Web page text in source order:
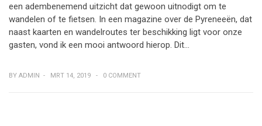
een adembenemend uitzicht dat gewoon uitnodigt om te
wandelen of te fietsen. In een magazine over de Pyreneeën, dat
naast kaarten en wandelroutes ter beschikking ligt voor onze
gasten, vond ik een mooi antwoord hierop. Dit…
BY ADMIN - MRT 14, 2019 - 0 COMMENT